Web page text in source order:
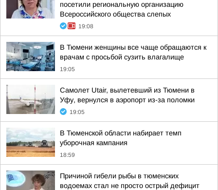
посетили региональную организацию
Всероссийского общества слепых
19:08
В Тюмени женщины все чаще обращаются к
врачам с просьбой сузить влагалище
19:05
Самолет Utair, вылетевший из Тюмени в
Уфу, вернулся в аэропорт из-за поломки
19:05
В Тюменской области набирает темп
уборочная кампания
18:59
Причиной гибели рыбы в тюменских
водоемах стал не просто острый дефицит